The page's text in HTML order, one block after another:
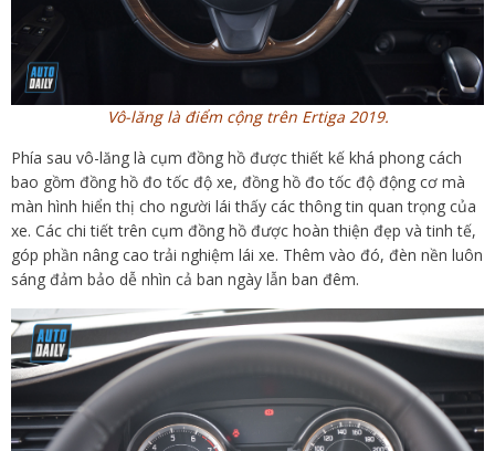
Vô-lăng là điểm cộng trên Ertiga 2019.
Phía sau vô-lăng là cụm đồng hồ được thiết kế khá phong cách
bao gồm đồng hồ đo tốc độ xe, đồng hồ đo tốc độ động cơ mà
màn hình hiển thị cho người lái thấy các thông tin quan trọng của
xe. Các chi tiết trên cụm đồng hồ được hoàn thiện đẹp và tinh tế,
góp phần nâng cao trải nghiệm lái xe. Thêm vào đó, đèn nền luôn
sáng đảm bảo dễ nhìn cả ban ngày lẫn ban đêm.